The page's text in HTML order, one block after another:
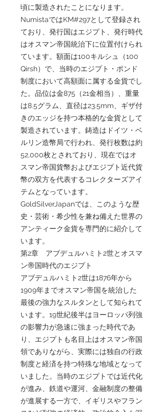
頃に製造されたことになります。
NumistaではKM#297として登録され
ており、発行国はエジプト、発行時代
はオスマン帝国統治下に位置付けられ
ています。額面は100キルシュ（100
Qirsh）で、当時のエジプト・ポンド
制度において高額面に属する金貨でし
た。品位は金875（21金相当）、重量
は8.5グラム、直径は23.5mm、ギザ付
きのエッジを持つ本格的な金貨として
製造されています。鋳造はドイツ・ベ
ルリン造幣局で行われ、発行枚数は約
52,000枚とされており、現在ではオ
スマン帝国貨幣およびエジプト近代貨
幣の双方を代表するコレクターズアイ
テムとなっています。
GoldSilverJapanでは、このような歴
史・芸術・希少性を兼ね備えた世界の
アンティーク金貨を専門的に紹介して
います。
第2章 アブデュルハミト2世とオスマ
ン帝国時代のエジプト
アブデュルハミト2世は1876年から
1909年までオスマン帝国を統治した
最後の強力なスルタンとして知られて
います。19世紀後半はヨーロッパ列強
の影響力が急速に強まった時代であ
り、エジプトも名目上はオスマン帝国
領でありながら、実際には独自の行政
制度と経済を持つ特殊な地域となって
いました。当時のエジプトでは近代化
が進み、鉄道や運河、金融制度の整備
が進展する一方で、イギリスやフラン